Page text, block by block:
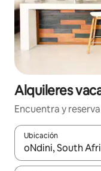
Alquileres
Encuentra y
Ubicación
Cuando los